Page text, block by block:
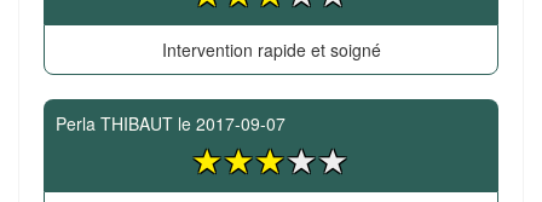
Intervention rapide et soigné
Perla THIBAUT le 2017-09-07